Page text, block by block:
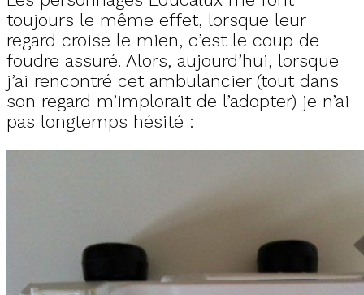
toujours le même effet, lorsque leur
regard croise le mien, c’est le coup de
foudre assuré. Alors, aujourd’hui, lorsque
j’ai rencontré cet ambulancier (tout dans
son regard m’implorait de l’adopter) je n’ai
pas longtemps hésité :